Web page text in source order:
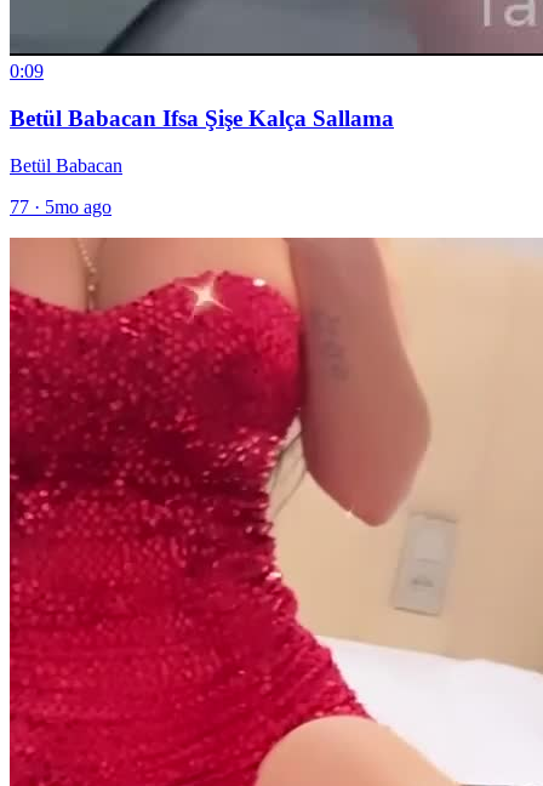
0:09
Betül Babacan Ifsa Şişe Kalça Sallama
Betül Babacan
77 · 5mo ago